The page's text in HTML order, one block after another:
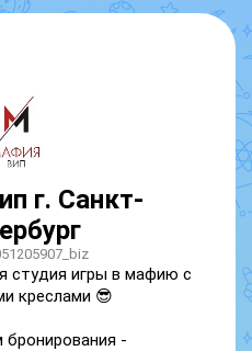
г. Санкт-
студия игры в мафию с
креслами 😎
-